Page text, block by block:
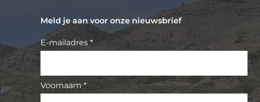
Meld je aan voor onze nieuwsbrief
E-mailadres *
Voornaam *